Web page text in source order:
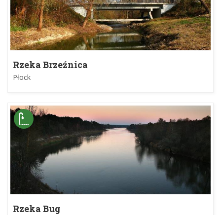
Rzeka Brzeźnica
Płock
Rzeka Bug